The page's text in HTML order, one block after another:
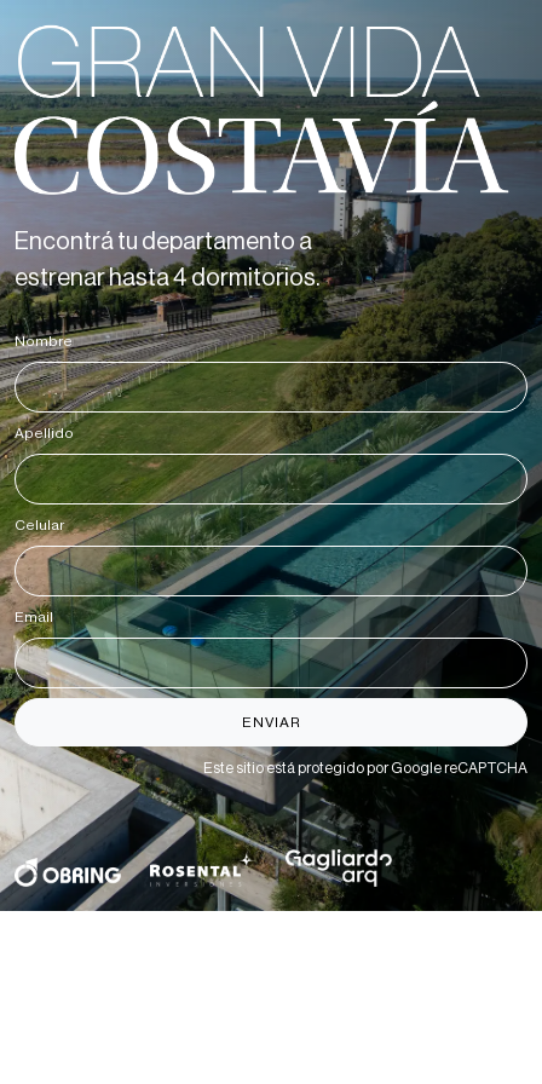
Encontrá tu departamento a
estrenar hasta 4 dormitorios.
Nombre*
Apellido *
Celular*
Email *
ENVIAR
Este sitio está protegido por Google reCAPTCHA